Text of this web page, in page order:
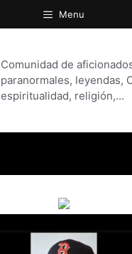
Menu
Comunidad de
paranormales, leyendas,
espiritualidad, religión,…